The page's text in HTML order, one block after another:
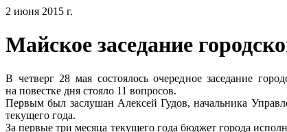
2 июня 2015 г.
Майское заседание
В четверг 28 мая состоялось очередное заседание
на повестке дня стояло 11 вопросов.
Первым был заслушан Алексей Гудов, начальника
текущего года.
За первые три месяца текущего года бюджет города